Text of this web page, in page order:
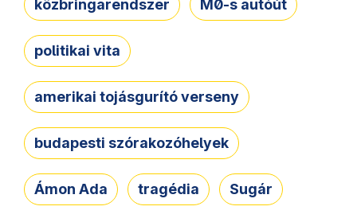
közbringarendszer M0-s autóút
politikai vita
amerikai tojásgurító verseny
budapesti szórakozóhelyek
Ámon Ada tragédia Sugár